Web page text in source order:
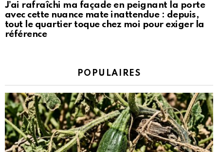
J’ai rafraîchi ma façade en peignant la porte
avec cette nuance mate inattendue : depuis,
tout le quartier toque chez moi pour exiger la
référence
POPULAIRES